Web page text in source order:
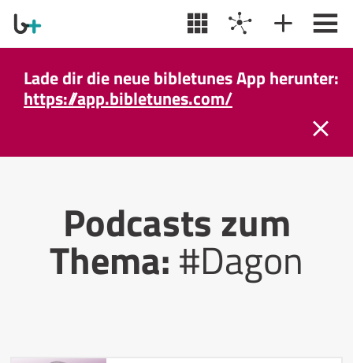
Lade dir die neue bibletunes App herunter:
https://app.bibletunes.com/
Podcasts zum
Thema:#Dagon